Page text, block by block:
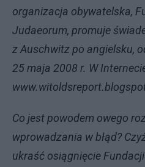
organizacja obywatelska,
Judaeorum, promuje
z Auschwitz po angielsku,
25 maja 2008 r. W
Co jest powodem owego
wprowadzania w błąd?
ukraść osiągnięcie